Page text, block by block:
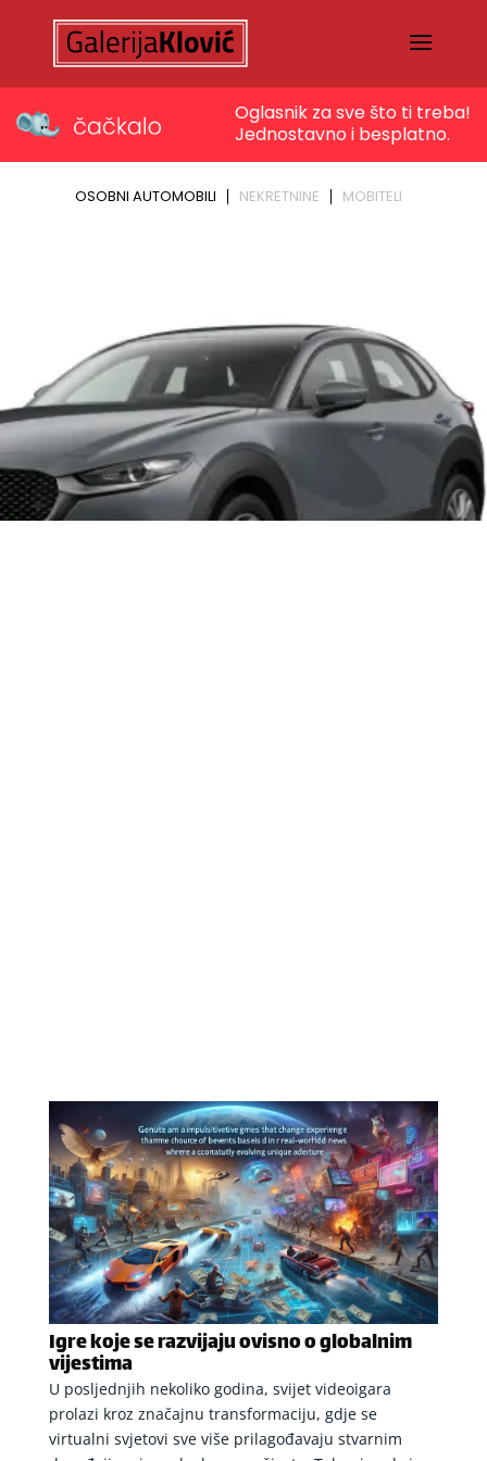
Igre koje se razvijaju ovisno o globalnim
vijestima
U posljednjih nekoliko godina, svijet videoigara
prolazi kroz značajnu transformaciju, gdje se
virtualni svjetovi sve više prilagođavaju stvarnim